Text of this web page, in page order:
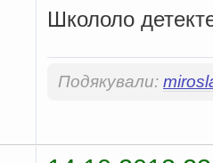
Школоло
Подякували: